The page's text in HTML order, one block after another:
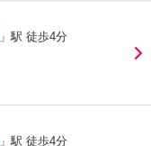
」駅 徒歩4分
」駅 徒歩4分